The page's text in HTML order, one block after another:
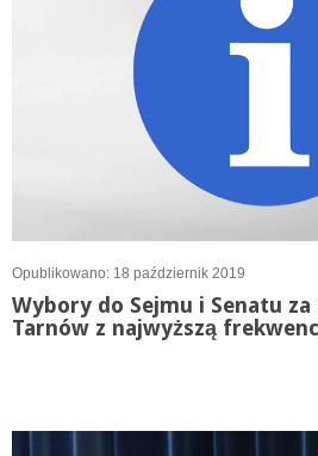
Opublikowano: 18 październik 2019
Wybory do Sejmu i Senatu za
Tarnów z najwyższą